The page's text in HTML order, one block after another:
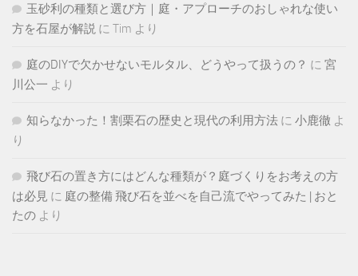
玉砂利の種類と選び方｜庭・アプローチのおしゃれな使い
方を石屋が解説 に Tim より
庭のDIYで欠かせないモルタル、どうやって扱うの？ に 宮
川公一 より
知らなかった！割栗石の歴史と現代の利用方法 に 小鹿徹 よ
り
飛び石の置き方にはどんな種類が？庭づくりをお考えの方
は必見 に 庭の整備 飛び石を並べを自己流でやってみた | おと
たの より